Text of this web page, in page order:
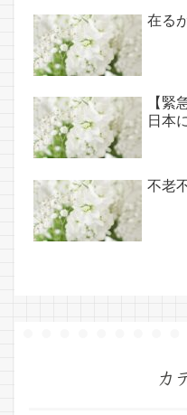
(6/26
在る
【緊
日本
不老
カ